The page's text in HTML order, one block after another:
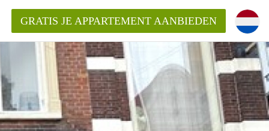
in Groningen?
GRATIS JE APPARTEMENT AANBIEDEN